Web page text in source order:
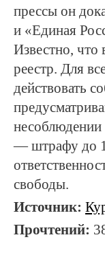
прессы он
и «Единая
Известно, что
реестр. Для
действовать
несоблюдении
— штрафу до 1
свободы.
Источник:
Прочтений: